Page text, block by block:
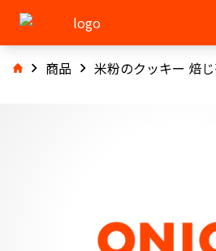
商品 米粉のクッキー 焙